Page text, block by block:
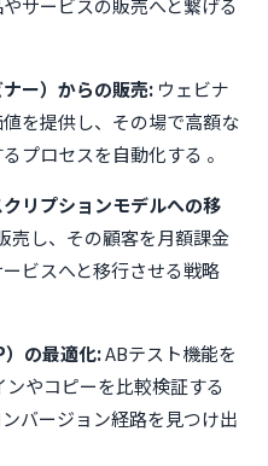
ー）からの販売: ウェビナ
を提供し、その場で高額な
プロセスを自動化する 。
リプションモデルへの移
売し、その顧客を月額課金
ビスへと移行させる戦略
）の最適化:ABテスト機能を
やコピーを比較検証する
バージョン経路を見つけ出